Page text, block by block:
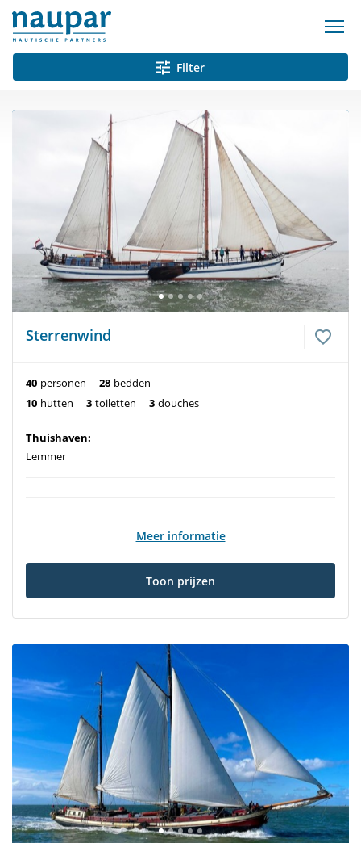
Filter
Sterrenwind
40 personen 28 bedden
10 hutten 3 toiletten 3 douches
Thuishaven:
Lemmer
Meer informatie
Toon prijzen